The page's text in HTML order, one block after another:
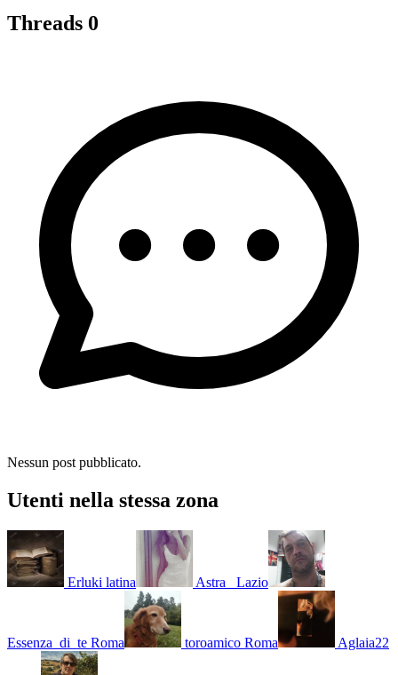
Threads 0
Nessun post pubblicato.
Utenti nella stessa zona
Erluki latina Astra_ Lazio
Essenza_di_te Roma toroamico Roma Aglaia22